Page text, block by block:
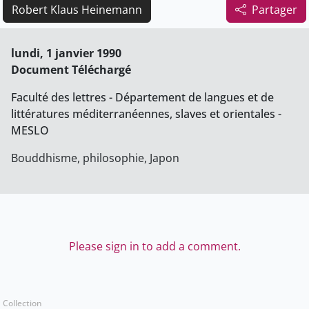
Partager
Robert Klaus Heinemann
lundi, 1 janvier 1990
Document Téléchargé
Faculté des lettres - Département de langues et de
littératures méditerranéennes, slaves et orientales -
MESLO
Bouddhisme, philosophie, Japon
Please sign in to add a comment.
Collection